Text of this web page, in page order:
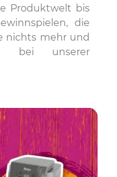
Produktwelt bis
die
nichts mehr und
bei unserer